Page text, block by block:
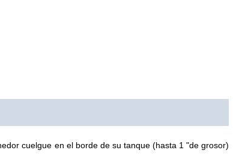
cuelgue en el borde de su tanque (hasta 1 "de grosor)